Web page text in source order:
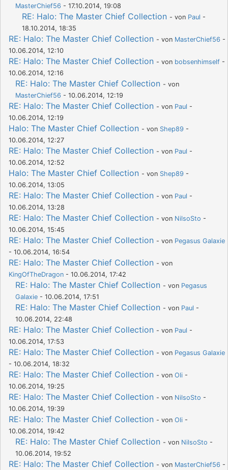
MasterChief56 - 17.10.2014, 19:08
RE: Halo: The Master Chief Collection - von Paul -
18.10.2014, 18:35
RE: Halo: The Master Chief Collection - von MasterChief56 -
10.06.2014, 12:10
RE: Halo: The Master Chief Collection - von bobsenhimself -
10.06.2014, 12:16
RE: Halo: The Master Chief Collection - von
MasterChief56 - 10.06.2014, 12:19
RE: Halo: The Master Chief Collection - von Paul -
10.06.2014, 12:19
Halo: The Master Chief Collection - von Shep89 -
10.06.2014, 12:27
RE: Halo: The Master Chief Collection - von Paul -
10.06.2014, 12:52
Halo: The Master Chief Collection - von Shep89 -
10.06.2014, 13:05
RE: Halo: The Master Chief Collection - von Paul -
10.06.2014, 13:28
RE: Halo: The Master Chief Collection - von NilsoSto -
10.06.2014, 15:45
RE: Halo: The Master Chief Collection - von Pegasus Galaxie
- 10.06.2014, 16:54
RE: Halo: The Master Chief Collection - von
KingOfTheDragon - 10.06.2014, 17:42
RE: Halo: The Master Chief Collection - von Pegasus
Galaxie - 10.06.2014, 17:51
RE: Halo: The Master Chief Collection - von Paul -
10.06.2014, 22:48
RE: Halo: The Master Chief Collection - von Paul -
10.06.2014, 17:53
RE: Halo: The Master Chief Collection - von Pegasus Galaxie
- 10.06.2014, 18:32
RE: Halo: The Master Chief Collection - von Oli -
10.06.2014, 19:25
RE: Halo: The Master Chief Collection - von NilsoSto -
10.06.2014, 19:39
RE: Halo: The Master Chief Collection - von Oli -
10.06.2014, 19:42
RE: Halo: The Master Chief Collection - von NilsoSto -
10.06.2014, 19:52
RE: Halo: The Master Chief Collection - von MasterChief56 -